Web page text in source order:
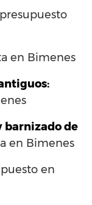
en Bimenes
barnizado de
en Bimenes
en